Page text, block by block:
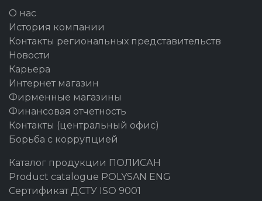
О нас
История компании
Контакты региональных представительств
Новости
Карьера
Интернет магазин
Фирменные магазины
Финансовая отчетность
Контакты (центральный офис)
Борьба с коррупцией
Каталог продукции ПОЛИСАН
Product catalogue POLYSAN ENG
Сертификат ДСТУ ISO 9001